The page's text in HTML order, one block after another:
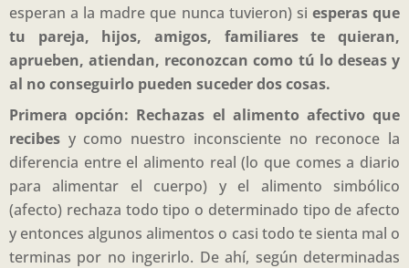
esperan a la madre que nunca tuvieron) si esperas que
tu pareja, hijos, amigos, familiares te quieran,
aprueben, atiendan, reconozcan como tú lo deseas y
al no conseguirlo pueden suceder dos cosas.
Primera opción: Rechazas el alimento afectivo que
recibes y como nuestro inconsciente no reconoce la
diferencia entre el alimento real (lo que comes a diario
para alimentar el cuerpo) y el alimento simbólico
(afecto) rechaza todo tipo o determinado tipo de afecto
y entonces algunos alimentos o casi todo te sienta mal o
terminas por no ingerirlo. De ahí, según determinadas